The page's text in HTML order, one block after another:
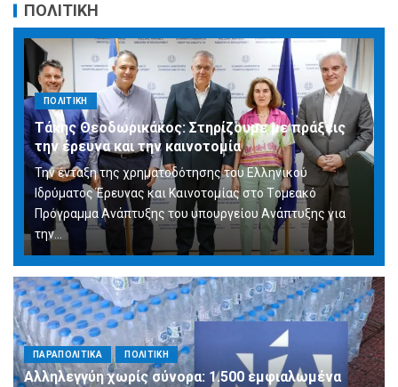
ΠΟΛΙΤΙΚΗ
ΠΟΛΙΤΙΚΗ
Τάκης Θεοδωρικάκος: Στηρίζουμε με πράξεις
την έρευνα και την καινοτομία
Την ένταξη της χρηματοδότησης του Ελληνικού
Ιδρύματος Έρευνας και Καινοτομίας στο Tομεακό
Πρόγραμμα Ανάπτυξης του υπουργείου Ανάπτυξης για
την…
ΠΑΡΑΠΟΛΙΤΙΚΑ ΠΟΛΙΤΙΚΗ
Αλληλεγγύη χωρίς σύνορα: 1.500 εμφιαλωμένα